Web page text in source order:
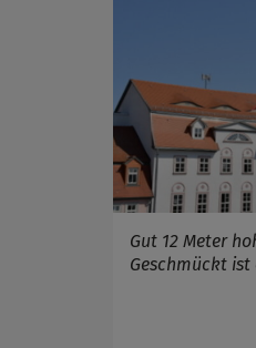
Gut 12 Meter
Geschmückt